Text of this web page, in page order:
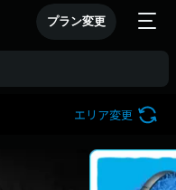
プラン変更
エリア変更